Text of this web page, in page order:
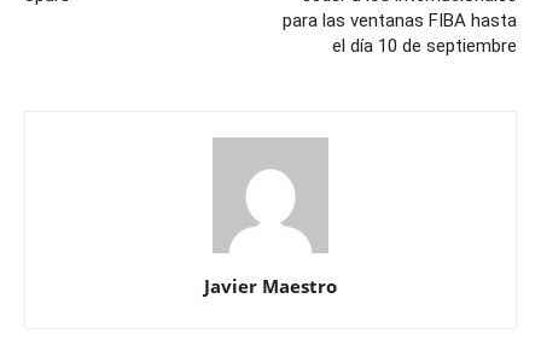
para las ventanas FIBA hasta
el día 10 de septiembre
Javier Maestro